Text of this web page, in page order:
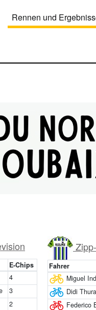
Rennen und
E-Chips
4
3
2
Fahrer
Miguel
Didi
Federico